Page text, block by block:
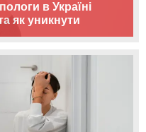
в Україні
як уникнути